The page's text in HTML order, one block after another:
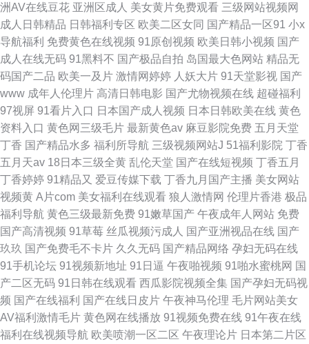
洲AV在线豆花 亚洲区成人 美女黄片免费观看 三级网站视频网
成人日韩精品 日韩福利专区 欧美二区女同 国产精品一区91 小x
导航福利 免费黄色在线视频 91原创视频 欧美日韩小视频 国产
成人在线无码 91黑料不 国产极品自拍 岛国最大色网站 精品无
码国产二品 欧美一及片 激情网婷婷 人妖大片 91天堂影视 国产
www 成年人伦理片 高清日韩电影 国产尤物视频在线 超碰福利
97视屏 91看片入口 日本国产成人视频 日本日韩欧美在线 黄色
资料入口 黄色网三级毛片 最新黄色av 麻豆影院免费 五月天堂
丁香 国产精品水多 福利所导航 三级视频网站J 51福利影院 丁香
五月天av 18日本三级全黄 乱伦天堂 国产在线短视频 丁香五月
丁香婷婷 91精品又 爱豆传媒下载 丁香九月国产主播 美女网站
视频黄 A片com 美女福利在线观看 狼人激情网 伦理片香港 极品
福利导航 黄色三级最新免费 91嫩草国产 午夜成年人网站 免费
国产高清视频 91草莓 丝瓜视频污成人 国产亚洲视品在线 国产
玖玖 国产免费毛不卡片 久久无码 国产精品网络 孕妇无码在线
91手机论坛 91视频新地址 91日逼 午夜啪视频 91啪水蜜桃网 国
产二区无码 91日韩在线观看 西瓜影院视频全集 国产孕妇无码视
频 国产在线福利 国产在线日皮片 午夜神马伦理 毛片网站美女
AV福利激情毛片 黄色网在线播放 91视频免费在线 91午夜在线
福利在线视频导航 欧美喷潮一区二区 午夜理论片 日本第二片区